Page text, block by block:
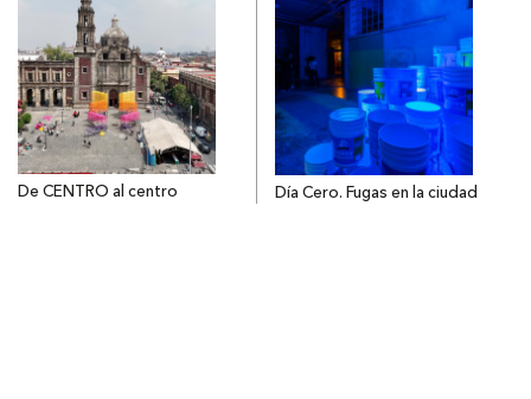
De CENTRO al centro Día Cero. Fugas en la ciudad